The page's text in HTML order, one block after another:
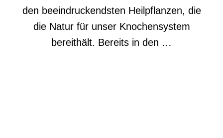
den beeindruckendsten Heilpflanzen, die
die Natur für unser Knochensystem
bereithält. Bereits in den …